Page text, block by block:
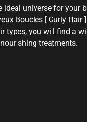
ideal universe for your
Bouclés [ Curly Hair
types, you will find a
treatments.